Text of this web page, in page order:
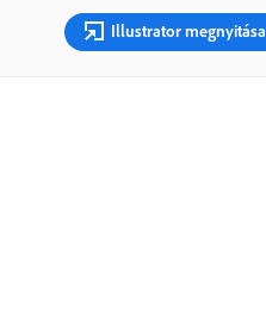
Illustrator megnyitása